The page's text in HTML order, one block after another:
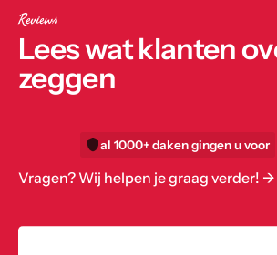
Reviews
Lees wat klanten
zeggen
al 1000+ daken gingen u voor
Vragen? Wij helpen je graag verder! ->